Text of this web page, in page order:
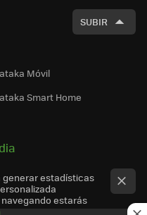
SUBIR
Móvil
Smart Home
generar estadísticas
estarás